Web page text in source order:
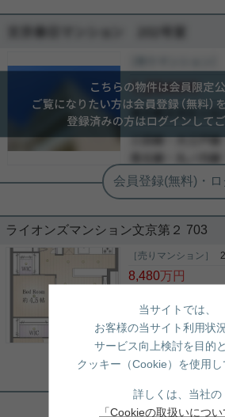
東京メトロ丸ノ内線
地！ 総戸数１０９戸のビッグコミュニティ。 現在リ
ノベーション工事中で
はお問い合わせください。 ◇お電話でのご
気軽に◇ 実用春日ホーム株式会社 茗荷谷店 TEL:
会員限定
会員限定
会員限定
-
ライオンズマンション文京第２ 703
［売りマンション］
8,480万円
丸ノ内線「後楽園 」
都営大江戸線「春日 」
総武線
「 飯田橋 」駅
「後楽園」駅徒
当サイトでは、
お客様の当サイト利用状
サービス向上検討を目的と
クッキー（Cookie）を使用し
詳しくは、当社の
「Cookieの取扱いについ